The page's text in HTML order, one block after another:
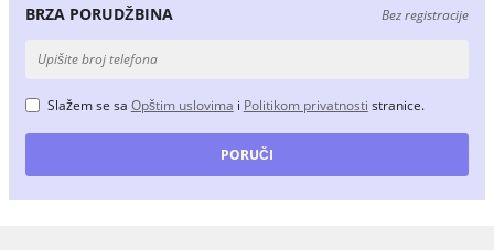
BRZA PORUDŽBINA Bez registracije
Slažem se sa Opštim uslovima i Politikom privatnosti stranice.